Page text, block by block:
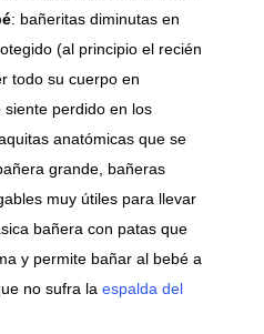
: bañeritas diminutas en
(al principio el recién
todo su cuerpo en
perdido en los
anatómicas que se
grande, bañeras
muy útiles para llevar
bañera con patas que
y permite bañar al bebé a
no sufra la espalda del